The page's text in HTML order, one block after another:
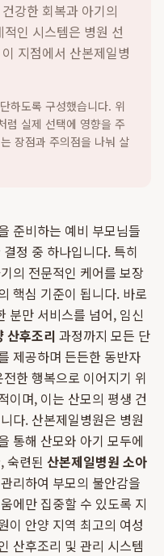
강한 회복과 아기의
인 시스템은 병원 선
지점에서 산본제일병
하도록 구성했습니다. 위
럼 실제 선택에 영향을 주
장점과 주의점을 나눠 살
준비하는 예비 부모님들
정 중 하나입니다. 특히
의 전문적인 케어를 보장
핵심 기준이 됩니다. 바로
분만 서비스를 넘어, 임신
산후조리 과정까지 모든 단
제공하며 든든한 동반자
한 행복으로 이어지기 위
이며, 이는 산모의 평생 건
다. 산본제일병원은 병원
통해 산모와 아기 모두에
숙련된 산본제일병원 소아
리하여 부모의 불안감을
에만 집중할 수 있도록 지
이 안양 지역 최고의 여성
산후조리 및 관리 시스템